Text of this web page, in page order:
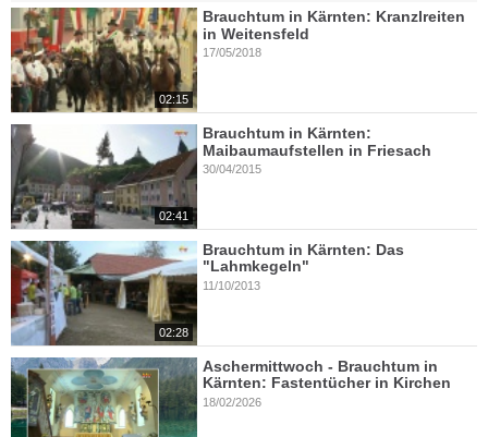
02:15
Brauchtum in Kärnten: Kranzlreiten
in Weitensfeld
17/05/2018
02:41
Brauchtum in Kärnten:
Maibaumaufstellen in Friesach
30/04/2015
02:28
Brauchtum in Kärnten: Das
"Lahmkegeln"
11/10/2013
Aschermittwoch - Brauchtum in
Kärnten: Fastentücher in Kirchen
18/02/2026